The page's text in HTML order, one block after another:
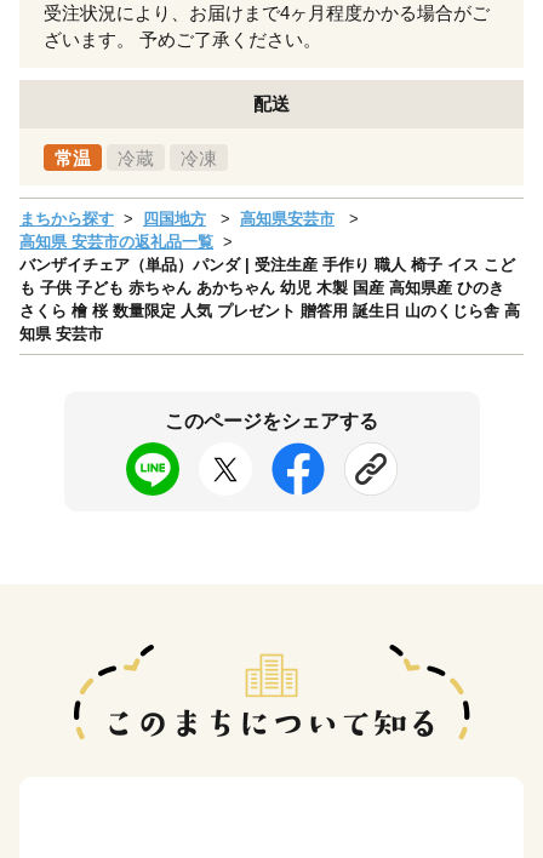
受注状況により、お届けまで4ヶ月程度かかる場合がご
ざいます。 予めご了承ください。
配送
常温 冷蔵 冷凍
まちから探す 四国地方
高知県安芸市
高知県 安芸市の返礼品一覧
バンザイチェア（単品）パンダ | 受注生産 手作り 職人 椅子 イス こど
も 子供 子ども 赤ちゃん あかちゃん 幼児 木製 国産 高知県産 ひのき
さくら 檜 桜 数量限定 人気 プレゼント 贈答用 誕生日 山のくじら舎 高
知県 安芸市
このページをシェアする